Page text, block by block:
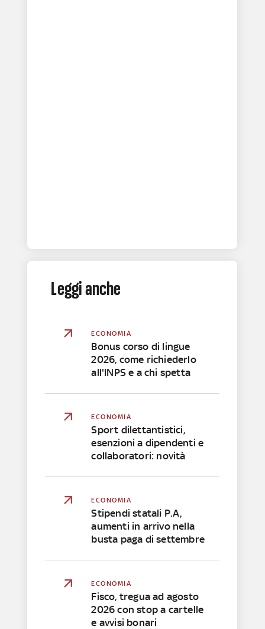
Leggi anche
ECONOMIA
Bonus corso di lingue
2026, come richiederlo
all'INPS e a chi spetta
ECONOMIA
Sport dilettantistici,
esenzioni a dipendenti e
collaboratori: novità
ECONOMIA
Stipendi statali P.A,
aumenti in arrivo nella
busta paga di settembre
ECONOMIA
Fisco, tregua ad agosto
2026 con stop a cartelle
e avvisi bonari